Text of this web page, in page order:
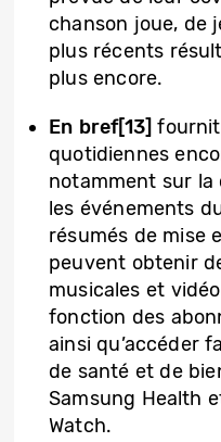
chanson joue, de
plus récents
plus encore.
En bref[13]
quotidiennes
notamment sur la
les événements
résumés de mise
peuvent obtenir
musicales et
fonction des
ainsi qu’accéder
de santé et de
Samsung Health
Watch.